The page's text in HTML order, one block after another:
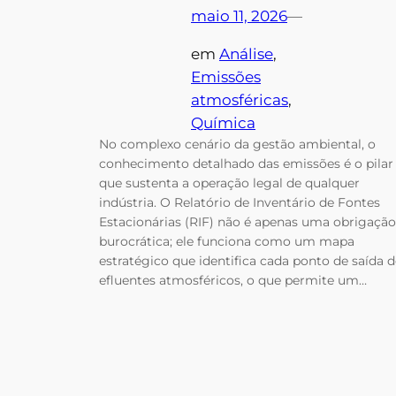
maio 11, 2026—
em Análise
Emissões
atmosféricas
Química
No complexo cenário da gestão ambiental, o
conhecimento detalhado das emissões é o pilar
que sustenta a operação legal de qualquer
indústria. O Relatório de Inventário de Fontes
Estacionárias (RIF) não é apenas uma obrigação
burocrática; ele funciona como um mapa
estratégico que identifica cada ponto de saída
efluentes atmosféricos, o que permite um…